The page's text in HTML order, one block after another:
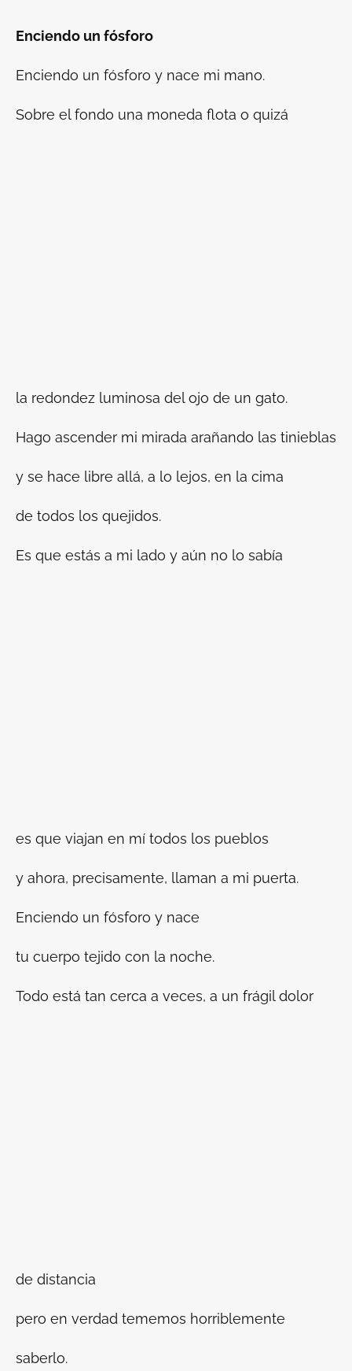
Enciendo un fósforo
Enciendo un fósforo y nace mi mano.
Sobre el fondo una moneda flota o quizá
la redondez luminosa del ojo de un gato.
Hago ascender mi mirada arañando las tinieblas
y se hace libre allá, a lo lejos, en la cima
de todos los quejidos.
Es que estás a mi lado y aún no lo sabía
es que viajan en mí todos los pueblos
y ahora, precisamente, llaman a mi puerta.
Enciendo un fósforo y nace
tu cuerpo tejido con la noche.
Todo está tan cerca a veces, a un frágil dolor
de distancia
pero en verdad tememos horriblemente
saberlo.